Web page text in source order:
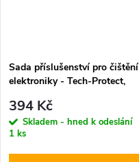
Sada příslušenství pro čištění
elektroniky - Tech-Protect,
394 Kč
Skladem - hned k odeslání
1 ks